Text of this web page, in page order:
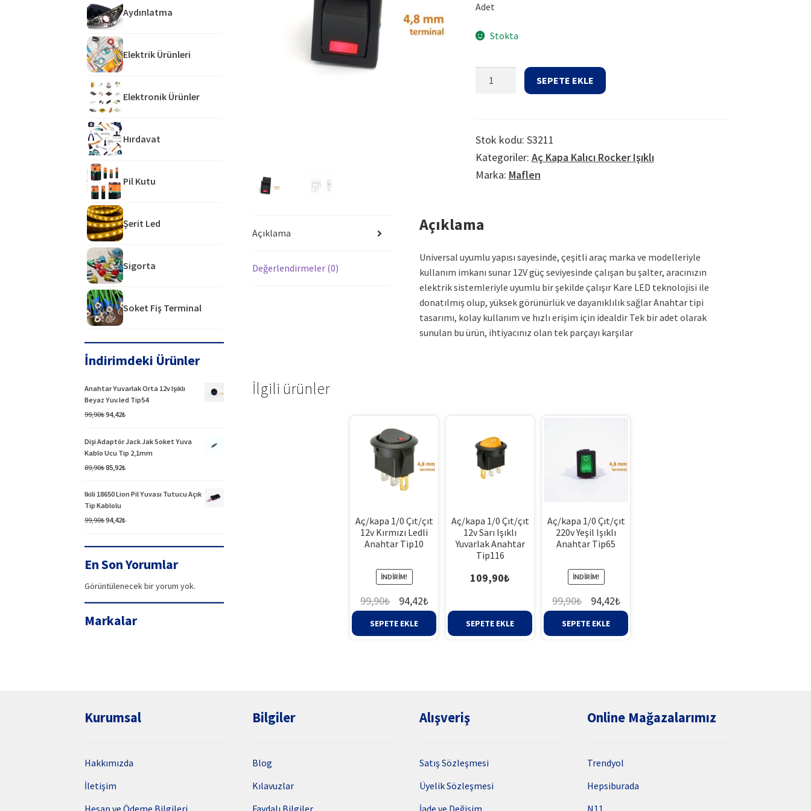
Adet
Stokta
12v
Ledli
Anahtar
SEPETE EKLE
Stok kodu: S3211
Kategoriler: Aç Kapa Kalıcı Rocker Işıklı
Marka: Maflen
Açıklama
Değerlendirmeler (0)
Açıklama
Universal uyumlu yapısı sayesinde, çeşitli araç marka ve modelleriyle
kullanım imkanı sunar 12V güç seviyesinde çalışan bu şalter, aracınızın
elektrik sistemleriyle uyumlu bir şekilde çalışır Kare LED teknolojisi ile
donatılmış olup, yüksek görünürlük ve dayanıklılık sağlar Anahtar tipi
tasarımı, kolay kullanım ve hızlı erişim için idealdir Tek bir adet olarak
sunulan bu ürün, ihtiyacınız olan tek parçayı karşılar
İlgili ürünler
Aç/kapa 1/0 Çıt/çıt
12v Kırmızı Ledli
Anahtar Tip10
İNDIRIM!
99,90₺
Orijinal
fiyat:
99,90₺.
94,42₺Şu
andaki
fiyat:
SEPETE EKLE
Aç/kapa 1/0 Çıt/çıt
12v Sarı Işıklı
Yuvarlak Anahtar
Tip116
109,90₺
SEPETE EKLE
Aç/kapa 1/0 Çıt/çıt
220v Yeşil Işıklı
Anahtar Tip65
İNDIRIM!
99,90₺
Orijinal
fiyat:
99,90₺.
94,42₺Şu
andaki
fiyat:
SEPETE EKLE
Aydınlatma
Elektrik Ürünleri
Elektronik Ürünler
Hırdavat
Pil Kutu
Şerit Led
Sigorta
Soket Fiş Terminal
İndirimdeki Ürünler
Anahtar Yuvarlak Orta 12v Işıklı
Beyaz Yuv.led Tip54
99,90₺Orijinal
94,42₺Şu
Dişi Adaptör Jack Jak Soket Yuva
Kablo Ucu Tip 2,1mm
89,90₺Orijinal
85,92₺Şu
Ikili 18650 Lion Pil Yuvası Tutucu Açık
Tip Kablolu
99,90₺Orijinal
94,42₺Şu
En Son Yorumlar
Görüntülenecek bir yorum yok.
Markalar
Kurumsal
Hakkımızda
İletişim
Bilgiler
Blog
Kılavuzlar
Alışveriş
Satış Sözleşmesi
Üyelik Sözleşmesi
Online Mağazalarımız
Trendyol
Hepsiburada